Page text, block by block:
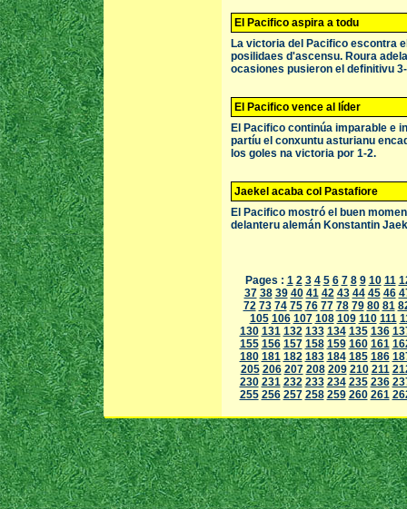
El Pacifico aspira a todu
La victoria del Pacifico escontra
posilidaes d'ascensu. Roura
ocasiones pusieron el definitivu
El Pacifico vence al líder
El Pacifico continúa imparable e
partíu el conxuntu asturianu
los goles na victoria por 1-2.
Jaekel acaba col Pastafiore
El Pacifico mostró el buen
delanteru alemán Konstantin
Pages : 1 2 3 4 5 6 7 8 9 10 11
37 38 39 40 41 42 43 44 45 46
72 73 74 75 76 77 78 79 80 81
105 106 107 108 109 110 111
130 131 132 133 134 135 136
155 156 157 158 159 160 161
180 181 182 183 184 185 186
205 206 207 208 209 210 211
230 231 232 233 234 235 236
255 256 257 258 259 260 261